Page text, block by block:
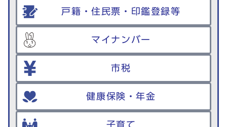
戸籍・住民票・印鑑登録等
マイナンバー
市税
健康保険・年金
子育て